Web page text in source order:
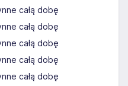
całą dobę
całą dobę
całą dobę
całą dobę
całą dobę